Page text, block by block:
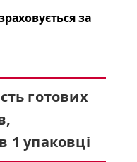
за
готових
1 упаковці